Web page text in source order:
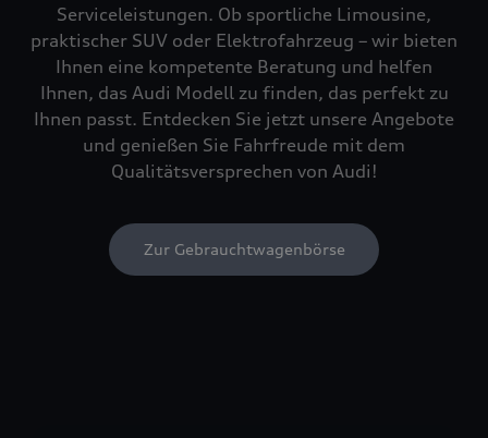
Serviceleistungen. Ob sportliche Limousine,
praktischer SUV oder Elektrofahrzeug – wir bieten
Ihnen eine kompetente Beratung und helfen
Ihnen, das Audi Modell zu finden, das perfekt zu
Ihnen passt. Entdecken Sie jetzt unsere Angebote
und genießen Sie Fahrfreude mit dem
Qualitätsversprechen von Audi!
Zur Gebrauchtwagenbörse